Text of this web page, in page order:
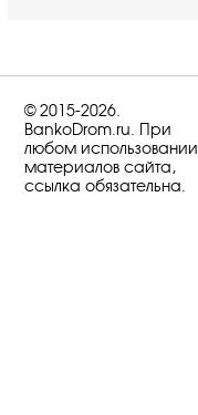
© 2015-2026.
BankoDrom.ru. При
любом использовании
материалов сайта,
ссылка обязательна.